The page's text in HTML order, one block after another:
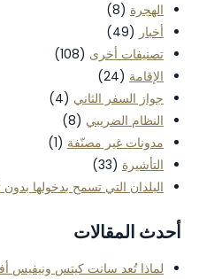
الهجرة (8)
أخبار (49)
تصنيفات أخرى (108)
الإقامة (24)
جواز السفر الثاني (4)
النظام الضريبي (8)
مدونات غير مصنّفة (1)
التأشيرة (33)
البلدان التي تسمح بدخولها بدون
أحدث المقالات
لماذا تُعد سانت كيتس ونيفيس